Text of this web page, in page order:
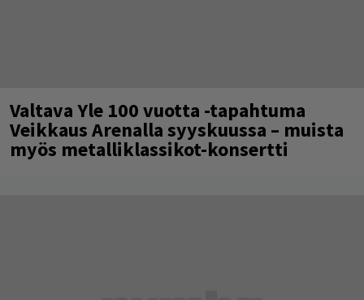
Valtava Yle 100 vuotta -tapahtuma
Veikkaus Arenalla syyskuussa – muista
myös metalliklassikot-konsertti